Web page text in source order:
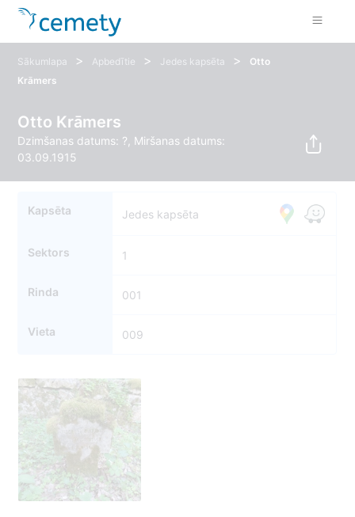
Sākumlapa > Apbedītie > Jedes kapsēta >
Otto
Krāmers
Otto Krāmers
Dzimšanas datums: ?, Miršanas datums:
03.09.1915
Kapsēta Jedes kapsēta
Sektors 1
Rinda 001
Vieta 009